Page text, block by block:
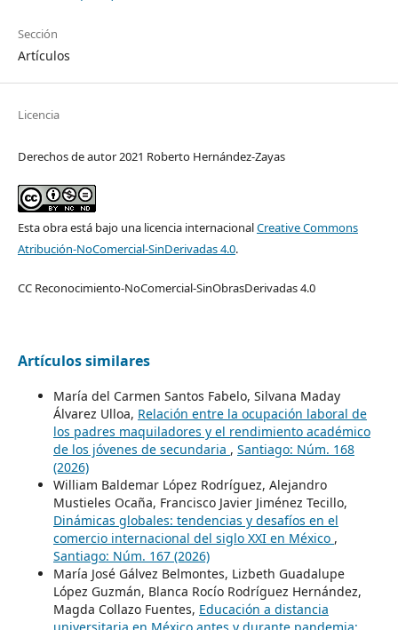
Sección
Artículos
Licencia
Derechos de autor 2021 Roberto Hernández-Zayas
Esta obra está bajo una licencia internacionalCreative Commons
Atribución-NoComercial-SinDerivadas 4.0.
CC Reconocimiento-NoComercial-SinObrasDerivadas 4.0
Artículos similares
María del Carmen Santos Fabelo, Silvana Maday
Álvarez Ulloa, Relación entre la ocupación laboral de
los padres maquiladores y el rendimiento académico
de los jóvenes de secundaria , Santiago: Núm. 168
(2026)
William Baldemar López Rodríguez, Alejandro
Mustieles Ocaña, Francisco Javier Jiménez Tecillo,
Dinámicas globales: tendencias y desafíos en el
comercio internacional del siglo XXI en México ,
Santiago: Núm. 167 (2026)
María José Gálvez Belmontes, Lizbeth Guadalupe
López Guzmán, Blanca Rocío Rodríguez Hernández,
Magda Collazo Fuentes, Educación a distancia